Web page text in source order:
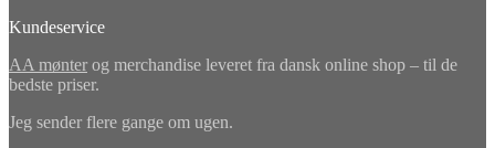
Kundeservice
AA mønter og merchandise leveret fra dansk online shop – til de
bedste priser.
Jeg sender flere gange om ugen.